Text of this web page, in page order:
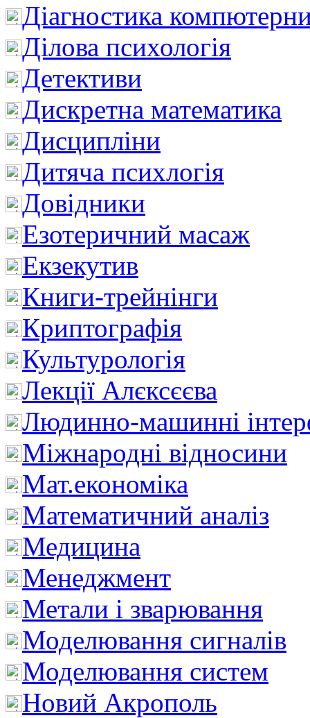
Діагностика
Ділова психологія
Детективи
Дискретна математика
Дисципліни
Дитяча психлогія
Довідники
Езотеричний масаж
Екзекутив
Книги-трейнінги
Криптографія
Культурологія
Лекції Алєксєєва
Людинно-машинні
Міжнародні відносини
Мат.економіка
Математичний аналіз
Медицина
Менеджмент
Метали і зварювання
Моделювання сигналів
Моделювання систем
Новий Акрополь